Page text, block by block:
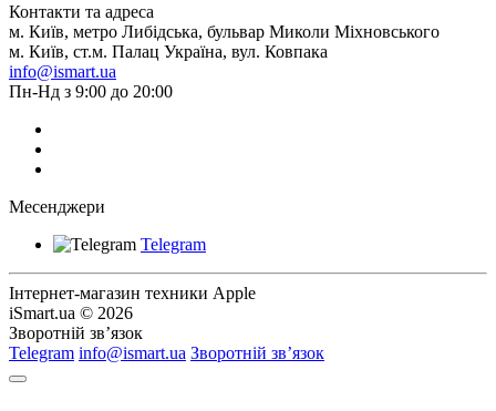
Контакти та адреса
м. Київ, метро Либідська, бульвар Миколи Міхновського
м. Київ, ст.м. Палац Україна, вул. Ковпака
info@ismart.ua
Пн-Нд з 9:00 до 20:00
Месенджери
Telegram
Інтернет-магазин техники Apple
iSmart.ua © 2026
Зворотній зв’язок
Telegram info@ismart.ua Зворотній зв’язок